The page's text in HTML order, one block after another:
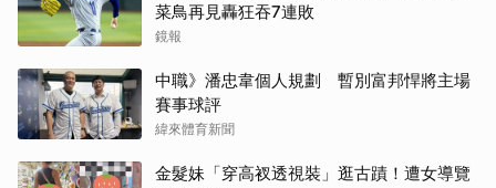
菜鳥再見轟狂吞7連敗
鏡報
中職》潘忠韋個人規劃 暫別富邦悍將主場
賽事球評
緯來體育新聞
金髮妹「穿高衩透視裝」逛古蹟！遭女導覽
取消